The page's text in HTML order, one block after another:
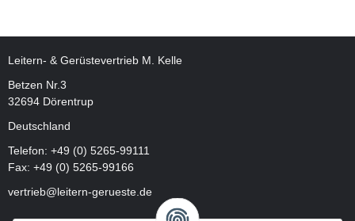
Leitern- & Gerüstevertrieb M. Kelle
Betzen Nr.3
32694 Dörentrup
Deutschland
Telefon: +49 (0) 5265-99111
Fax: +49 (0) 5265-99166
vertrieb@leitern-gerueste.de